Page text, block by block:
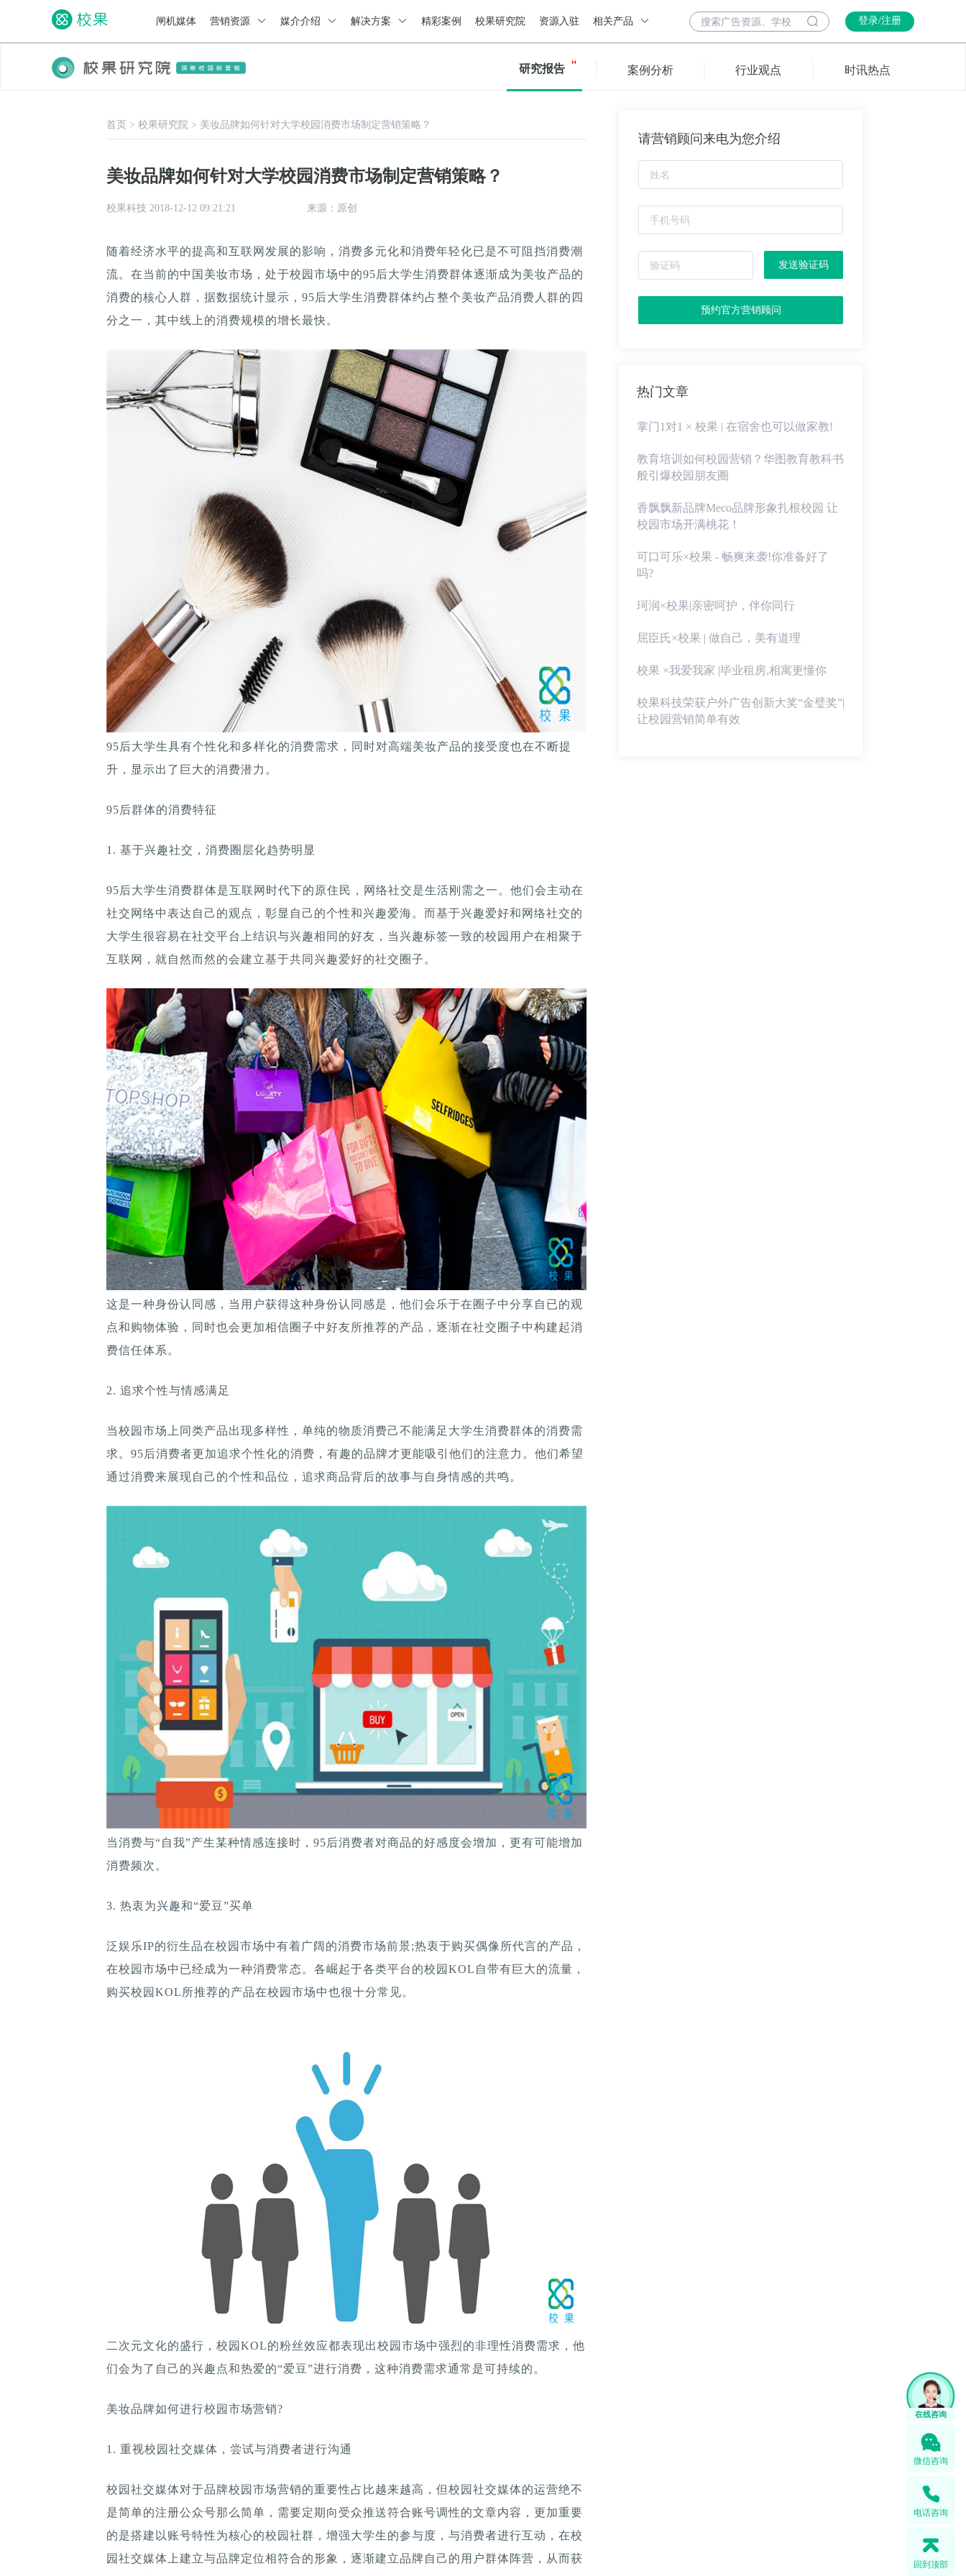
闸机媒体 营销资源 媒介介绍 解决方案 精彩案例 校果研究院 资源入驻 相关产品 登录/注册
研究报告 案例分析 行业观点 时讯热点
首页 > 校果研究院 > 美妆品牌如何针对大学校园消费市场制定营销策略？
美妆品牌如何针对大学校园消费市场制定营销策略？
校果科技 2018-12-12 09:21:21 来源：原创
随着经济水平的提高和互联网发展的影响，消费多元化和消费年轻化已是不可阻挡消费潮
流。在当前的中国美妆市场，处于校园市场中的95后大学生消费群体逐渐成为美妆产品的
消费的核心人群，据数据统计显示，95后大学生消费群体约占整个美妆产品消费人群的四
分之一，其中线上的消费规模的增长最快。
95后大学生具有个性化和多样化的消费需求，同时对高端美妆产品的接受度也在不断提
升，显示出了巨大的消费潜力。
95后群体的消费特征
1. 基于兴趣社交，消费圈层化趋势明显
95后大学生消费群体是互联网时代下的原住民，网络社交是生活刚需之一。他们会主动在
社交网络中表达自己的观点，彰显自己的个性和兴趣爱海。而基于兴趣爱好和网络社交的
大学生很容易在社交平台上结识与兴趣相同的好友，当兴趣标签一致的校园用户在相聚于
互联网，就自然而然的会建立基于共同兴趣爱好的社交圈子。
这是一种身份认同感，当用户获得这种身份认同感是，他们会乐于在圈子中分享自已的观
点和购物体验，同时也会更加相信圈子中好友所推荐的产品，逐渐在社交圈子中构建起消
费信任体系。
2. 追求个性与情感满足
当校园市场上同类产品出现多样性，单纯的物质消费己不能满足大学生消费群体的消费需
求。95后消费者更加追求个性化的消费，有趣的品牌才更能吸引他们的注意力。他们希望
通过消费来展现自己的个性和品位，追求商品背后的故事与自身情感的共鸣。
当消费与“自我”产生某种情感连接时，95后消费者对商品的好感度会增加，更有可能增加
消费频次。
3. 热衷为兴趣和“爱豆”买单
泛娱乐IP的衍生品在校园市场中有着广阔的消费市场前景;热衷于购买偶像所代言的产品，
在校园市场中已经成为一种消费常态。各崛起于各类平台的校园KOL自带有巨大的流量，
购买校园KOL所推荐的产品在校园市场中也很十分常见。
二次元文化的盛行，校园KOL的粉丝效应都表现出校园市场中强烈的非理性消费需求，他
们会为了自己的兴趣点和热爱的“爱豆”进行消费，这种消费需求通常是可持续的。
美妆品牌如何进行校园市场营销?
1. 重视校园社交媒体，尝试与消费者进行沟通
校园社交媒体对于品牌校园市场营销的重要性占比越来越高，但校园社交媒体的运营绝不
是简单的注册公众号那么简单，需要定期向受众推送符合账号调性的文章内容，更加重要
的是搭建以账号特性为核心的校园社群，增强大学生的参与度，与消费者进行互动，在校
园社交媒体上建立与品牌定位相符合的形象，逐渐建立品牌自己的用户群体阵营，从而获
请营销顾问来电为您介绍
发送验证码
预约官方营销顾问
热门文章
掌门1对1 × 校果 | 在宿舍也可以做家教!
教育培训如何校园营销？华图教育教科书
般引爆校园朋友圈
香飘飘新品牌Meco品牌形象扎根校园 让
校园市场开满桃花！
可口可乐×校果 - 畅爽来袭!你准备好了
吗?
珂润×校果|亲密呵护，伴你同行
屈臣氏×校果 | 做自己，美有道理
校果 ×我爱我家 |毕业租房,相寓更懂你
校果科技荣获户外广告创新大奖“金璧奖”|
让校园营销简单有效
1
在线咨询
微信咨询
电话咨询
回到顶部